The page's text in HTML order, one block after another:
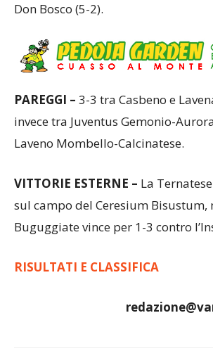
Don Bosco (5-2).
PAREGGI – 3-3 tra Casbeno e
invece tra Juventus Gemonio-
Laveno Mombello-Calcinatese.
VITTORIE ESTERNE – La
sul campo del Ceresium Bisustum,
Buguggiate vince per 1-3 contro
RISULTATI E CLASSIFICA